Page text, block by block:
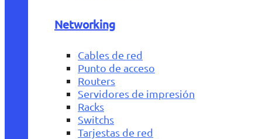
Networking
Cables de red
Punto de acceso
Routers
Servidores de impresión
Racks
Switchs
Tarjestas de red